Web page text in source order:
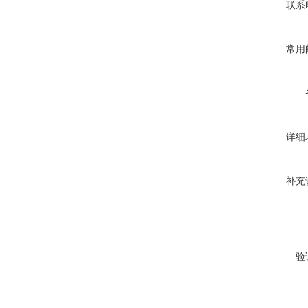
联系
常用
详细
补充
验